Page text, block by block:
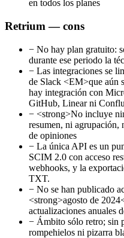
en todos los planes
Retrium — cons
− No hay plan gratuito:
durante ese periodo la
− Las integraciones se
de Slack <EM>que aún
hay integración con
GitHub, Linear ni
− <strong>No incluye
resumen, ni agrupación,
de opiniones
− La única API es un
SCIM 2.0 con acceso
webhooks, y la
TXT.
− No se han publicado
<strong>agosto de
actualizaciones anuales
− Ámbito sólo retro; sin
rompehielos ni pizarra